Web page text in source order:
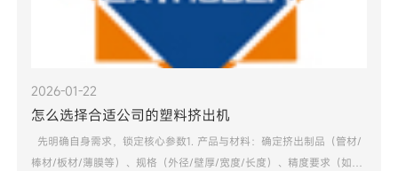
2026-01-22
怎么选择合适公司的塑料挤出机
先明确自身需求，锁定核心参数1. 产品与材料：确定挤出制品（管材/
棒材/板材/薄膜等）、规格（外径/壁厚/宽度/长度）、精度要求（如